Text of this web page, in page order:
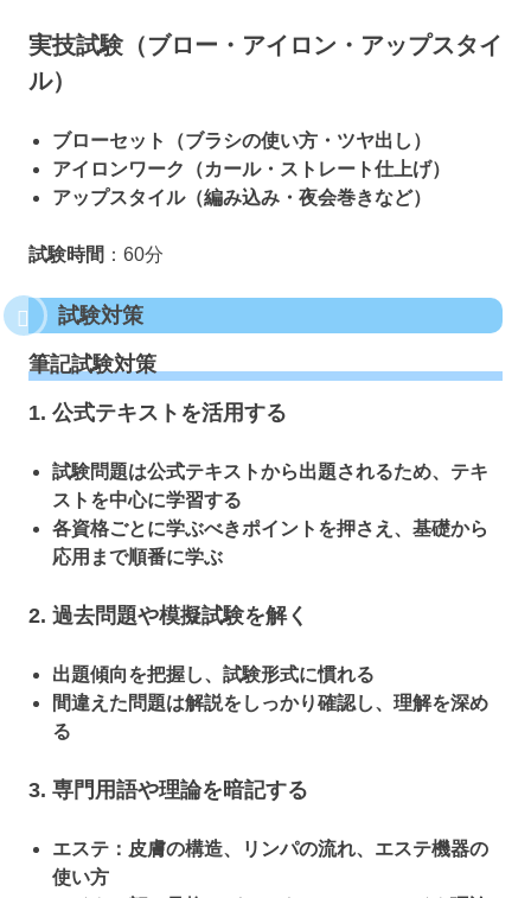
実技試験（ブロー・アイロン・アップスタイ
ル）
ブローセット（ブラシの使い方・ツヤ出し）
アイロンワーク（カール・ストレート仕上げ）
アップスタイル（編み込み・夜会巻きなど）
試験時間 ：60分
試験対策
筆記試験対策
1. 公式テキストを活用する
試験問題は公式テキストから出題されるため、テキ
ストを中心に学習する
各資格ごとに学ぶべきポイントを押さえ、基礎から
応用まで順番に学ぶ
2. 過去問題や模擬試験を解く
出題傾向を把握し、試験形式に慣れる
間違えた問題は解説をしっかり確認し、理解を深め
る
3. 専門用語や理論を暗記する
エステ：皮膚の構造、リンパの流れ、エステ機器の
使い方